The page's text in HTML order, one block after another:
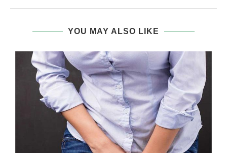
YOU MAY ALSO LIKE